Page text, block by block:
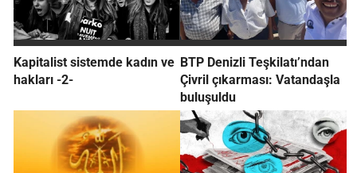
Kapitalist sistemde kadın ve
hakları -2-
BTP Denizli Teşkilatı’ndan
Çivril çıkarması: Vatandaşla
buluşuldu